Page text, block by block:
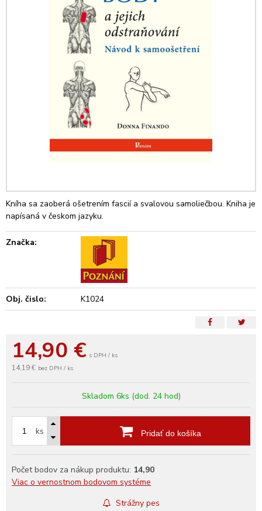
14,90 € s DPH / ks
14,19 € bez DPH / ks
Skladom 6ks (dod. 24 hod)
ks Pridať do košíka
Počet bodov za nákup produktu: 14,90
Viac o vernostnom bodovom systéme
Strážny pes
Kníha sa zaoberá ošetrením fascií a svalovou samoliečbou. Kniha je
napísaná v českom jazyku.
Značka:
Obj. čislo: K1024